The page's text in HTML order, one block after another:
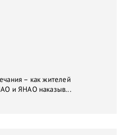
– как жителей
и ЯНАО наказыв...